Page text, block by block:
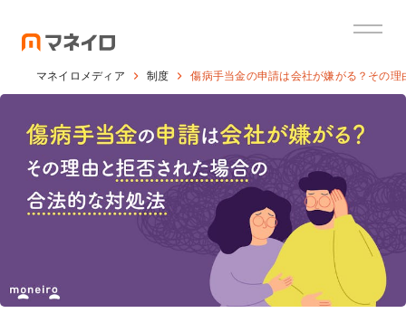
マネイロメディア 制度 傷病手当金の申請は会社が嫌がる？その